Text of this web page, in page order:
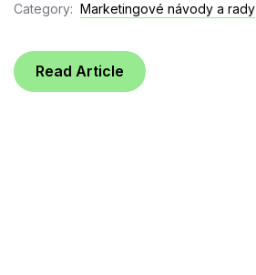
Category: Marketingové návody a rady
Read Article